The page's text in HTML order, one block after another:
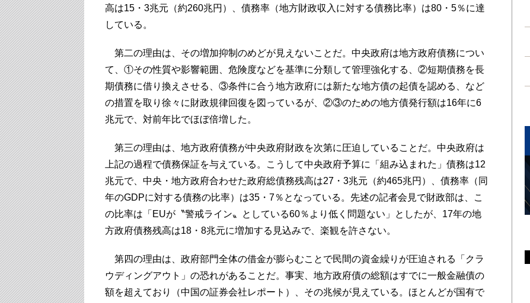
高は15・3兆元（約260兆円）、債務率（地方財政収入に対する債務比率）は80・5％に達
している。
第二の理由は、その増加抑制のめどが見えないことだ。中央政府は地方政府債務につい
て、①その性質や影響範囲、危険度などを基準に分類して管理強化する、②短期債務を長
期債務に借り換えさせる、③条件に合う地方政府には新たな地方債の起債を認める、など
の措置を取り徐々に財政規律回復を図っているが、②③のための地方債発行額は16年に6
兆元で、対前年比でほぼ倍増した。
第三の理由は、地方政府債務が中央政府財政を次第に圧迫していることだ。中央政府は
上記の過程で債務保証を与えている。こうして中央政府予算に「組み込まれた」債務は12
兆元で、中央・地方政府合わせた政府総債務残高は27・3兆元（約465兆円）、債務率（同
年のGDPに対する債務の比率）は35・7％となっている。先述の記者会見で財政部は、こ
の比率は「EUが〝警戒ライン〟としている60％より低く問題ない」としたが、17年の地
方政府債務残高は18・8兆元に増加する見込みで、楽観を許さない。
第四の理由は、政府部門全体の借金が膨らむことで民間の資金繰りが圧迫される「クラ
ウディングアウト」の恐れがあることだ。事実、地方政府債の総額はすでに一般金融債の
額を超えており（中国の証券会社レポート）、その兆候が見えている。ほとんどが国有で